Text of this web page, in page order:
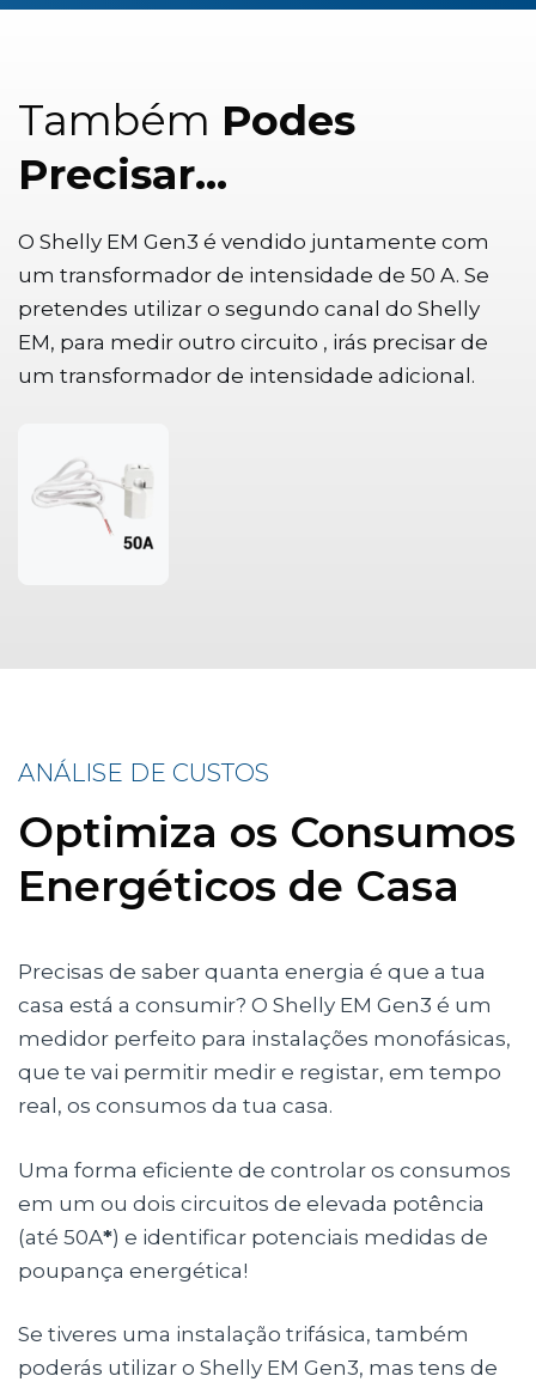
Também Podes
Precisar…
O Shelly EM Gen3 é vendido juntamente com
um transformador de intensidade de 50 A. Se
pretendes utilizar o segundo canal do Shelly
EM, para medir outro circuito , irás precisar de
um transformador de intensidade adicional.
ANÁLISE DE CUSTOS
Optimiza os Consumos
Energéticos de Casa
Precisas de saber quanta energia é que a tua
casa está a consumir? O Shelly EM Gen3 é um
medidor perfeito para instalações monofásicas,
que te vai permitir medir e registar, em tempo
real, os consumos da tua casa.
Uma forma eficiente de controlar os consumos
em um ou dois circuitos de elevada potência
(até 50A*) e identificar potenciais medidas de
poupança energética!
Se tiveres uma instalação trifásica, também
poderás utilizar o Shelly EM Gen3, mas tens de